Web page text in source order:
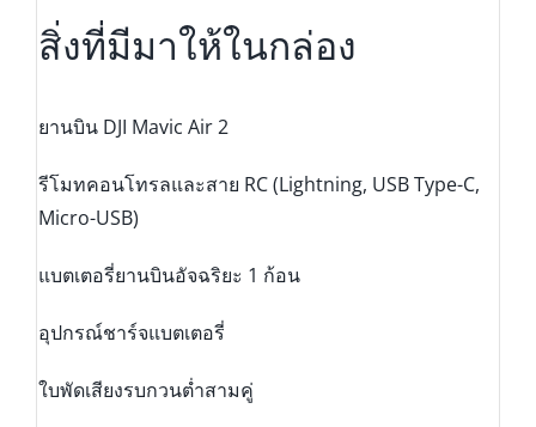
สิ่งที่มีมาให้ในกล่อง
ยานบิน DJI Mavic Air 2
รีโมทคอนโทรลและสาย RC (Lightning, USB Type-C,
Micro-USB)
แบตเตอรี่ยานบินอัจฉริยะ 1 ก้อน
อุปกรณ์ชาร์จแบตเตอรี่
ใบพัดเสียงรบกวนต่ำสามคู่